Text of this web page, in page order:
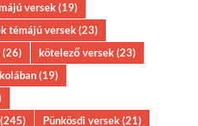
versek(19)
témájú versek(23)
(26) kötelező versek(23)
(19)
(245) Pünkösdi versek(21)